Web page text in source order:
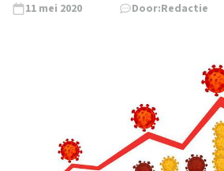
11 mei 2020 Door:Redactie